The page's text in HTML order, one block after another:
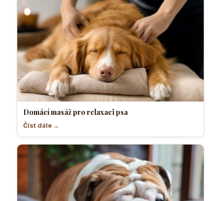
Domácí masáž pro relaxaci psa
Číst dále →